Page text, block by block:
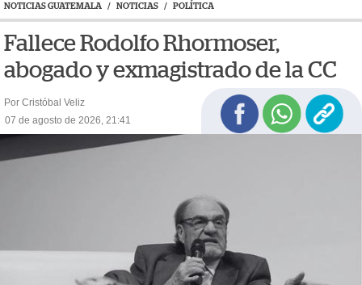
NOTICIAS GUATEMALA / NOTICIAS / POLÍTICA
Fallece Rodolfo Rhormoser,
abogado y exmagistrado de la CC
Por Cristóbal Veliz
07 de agosto de 2026, 21:41